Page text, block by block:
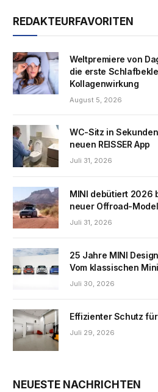
REDAKTEURFAVORITEN
Weltpremiere von
die erste
Kollagenwirkung
August 5, 2026
WC-Sitz in
neuen REISSER App
Juli 31, 2026
MINI debütiert 2026
neuer Offroad-
Juli 31, 2026
25 Jahre MINI
Vom klassischen
Juli 30, 2026
Effizienter Schutz
Juli 29, 2026
NEUESTE NACHRICHTEN